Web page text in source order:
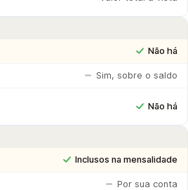
Não há
Sim, sobre o saldo
Não há
Inclusos na mensalidade
Por sua conta